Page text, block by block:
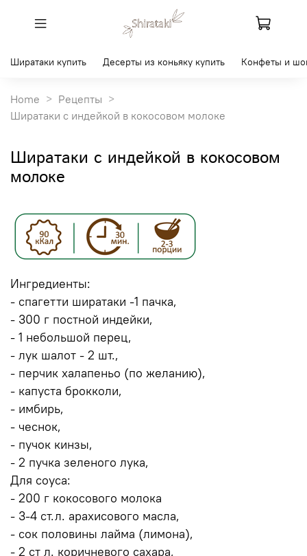
Ширатаки купить Десерты из коньяку купить Конфеты и
Home
Рецепты
Ширатаки с индейкой в кокосовом молоке
Ширатаки с индейкой в кокосовом
молоке
Ингредиенты:
- спагетти ширатаки -1 пачка,
- 300 г постной индейки,
- 1 небольшой перец,
- лук шалот - 2 шт.,
- перчик халапеньо (по желанию),
- капуста брокколи,
- имбирь,
- чеснок,
- пучок кинзы,
- 2 пучка зеленого лука,
Для соуса:
- 200 г кокосового молока
- 3-4 ст.л. арахисового масла,
- сок половины лайма (лимона),
- 2 ст л. коричневого сахара,